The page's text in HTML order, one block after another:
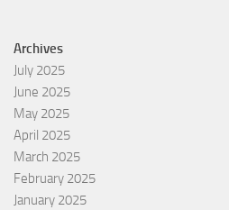
Archives
July 2025
June 2025
May 2025
April 2025
March 2025
February 2025
January 2025